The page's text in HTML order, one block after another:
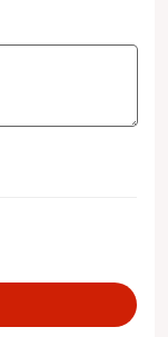
att minska eller
choklad Storlek